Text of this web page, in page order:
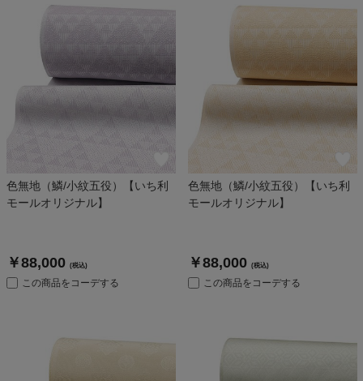
色無地（鱗/小紋五役）【いち利
モールオリジナル】
￥88,000 (税込)
この商品をコーデする
色無地（鱗/小紋五役）【いち利
モールオリジナル】
￥88,000 (税込)
この商品をコーデする